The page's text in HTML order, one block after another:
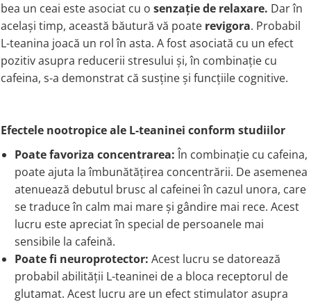
bea un ceai este asociat cu o senzație de relaxare. Dar în
același timp, această băutură vă poate revigora. Probabil
L-teanina joacă un rol în asta. A fost asociată cu un efect
pozitiv asupra reducerii stresului și, în combinație cu
cafeina, s-a demonstrat că susține și funcțiile cognitive.
Efectele nootropice ale L-teaninei conform studiilor
Poate favoriza concentrarea:În combinație cu cafeina,
poate ajuta la îmbunătățirea concentrării. De asemenea
atenuează debutul brusc al cafeinei în cazul unora, care
se traduce în calm mai mare și gândire mai rece. Acest
lucru este apreciat în special de persoanele mai
sensibile la cafeină.
Poate fi neuroprotector: Acest lucru se datorează
probabil abilității L-teaninei de a bloca receptorul de
glutamat. Acest lucru are un efect stimulator asupra